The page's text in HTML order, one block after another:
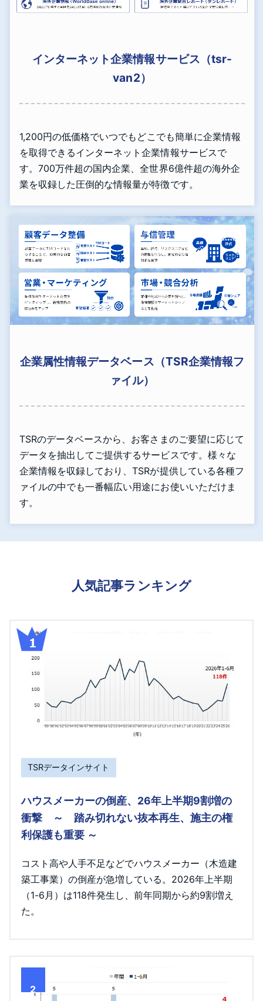
インターネット企業情報サービス（tsr-
van2）
1,200円の低価格でいつでもどこでも簡単に企業情報
を取得できるインターネット企業情報サービスで
す。700万件超の国内企業、全世界6億件超の海外企
業を収録した圧倒的な情報量が特徴です。
企業属性情報データベース（TSR企業情報フ
ァイル）
TSRのデータベースから、お客さまのご要望に応じて
データを抽出してご提供するサービスです。様々な
企業情報を収録しており、TSRが提供している各種フ
ァイルの中でも一番幅広い用途にお使いいただけま
す。
人気記事ランキング
TSRデータインサイト
ハウスメーカーの倒産、26年上半期9割増の
衝撃 ～ 踏み切れない抜本再生、施主の権
利保護も重要 ～
コスト高や人手不足などでハウスメーカー（木造建
築工事業）の倒産が急増している。2026年上半期
（1-6月）は118件発生し、前年同期から約9割増え
た。
2